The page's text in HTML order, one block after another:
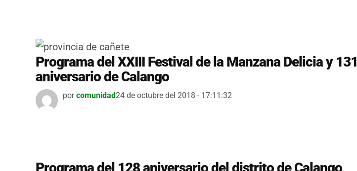
Programa del XXIII Festival de la Manzana Delicia y 131
aniversario de Calango
por comunidad24 de octubre del 2018 - 17:11:32